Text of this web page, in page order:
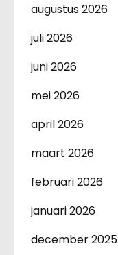
augustus 2026
juli 2026
juni 2026
mei 2026
april 2026
maart 2026
februari 2026
januari 2026
december 2025